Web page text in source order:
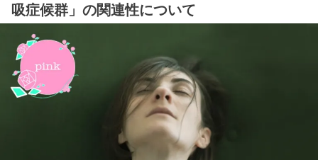
吸症候群」の関連性について